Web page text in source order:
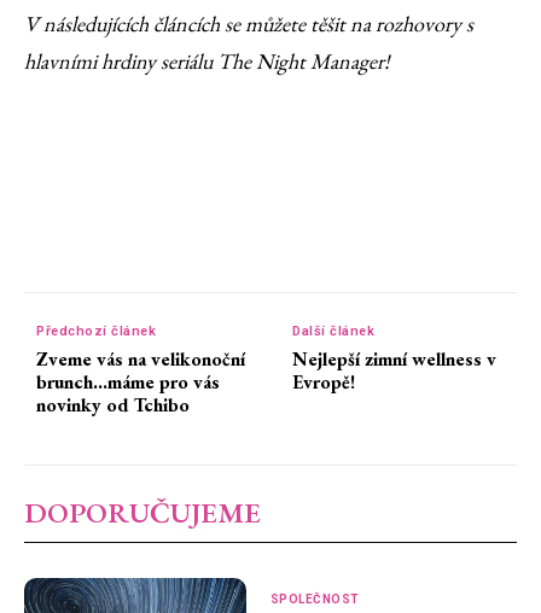
V následujících článcích se můžete těšit na rozhovory s
hlavními hrdiny seriálu The Night Manager!
Předchozí článek
Zveme vás na velikonoční
brunch…máme pro vás
novinky od Tchibo
Další článek
Nejlepší zimní wellness v
Evropě!
DOPORUČUJEME
SPOLEČNOST